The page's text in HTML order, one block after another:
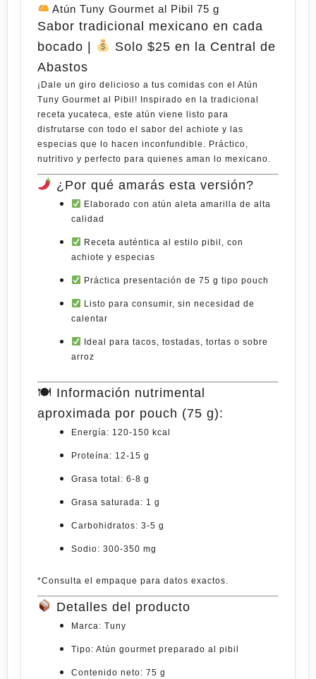
Atún Tuny Gourmet al Pibil 75 g
Sabor tradicional mexicano en cada
bocado |
Solo $25 en la Central de
Abastos
¡Dale un giro delicioso a tus comidas con el Atún
Tuny Gourmet al Pibil ! Inspirado en la tradicional
receta yucateca, este atún viene listo para
disfrutarse con todo el sabor del achiote y las
especias que lo hacen inconfundible. Práctico,
nutritivo y perfecto para quienes aman lo mexicano.
¿Por qué amarás esta versión?
Elaborado con atún aleta amarilla de alta
calidad
Receta auténtica al estilo pibil
, con
achiote y especias
Práctica presentación de 75 g tipo pouch
Listo para consumir, sin necesidad de
calentar
Ideal para tacos, tostadas, tortas o sobre
arroz
🍽 Información nutrimental
aproximada por pouch (75 g):
Energía: 120-150 kcal
Proteína: 12-15 g
Grasa total: 6-8 g
Grasa saturada: 1 g
Carbohidratos: 3-5 g
Sodio: 300-350 mg
*Consulta el empaque para datos exactos.
Detalles del producto
Marca: Tuny
Tipo: Atún gourmet preparado al pibil
Contenido neto: 75 g